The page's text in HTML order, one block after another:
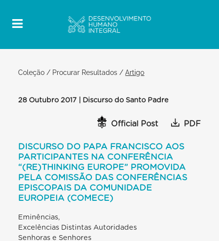
Coleção / Procurar Resultados /Artigo
28 Outubro 2017 | Discurso do Santo Padre
Official Post PDF
DISCURSO DO PAPA FRANCISCO AOS
PARTICIPANTES NA CONFERÊNCIA
“(RE)THINKING EUROPE” PROMOVIDA
PELA COMISSÃO DAS CONFERÊNCIAS
EPISCOPAIS DA COMUNIDADE
EUROPEIA (COMECE)
Eminências,
Excelências Distintas Autoridades
Senhoras e Senhores